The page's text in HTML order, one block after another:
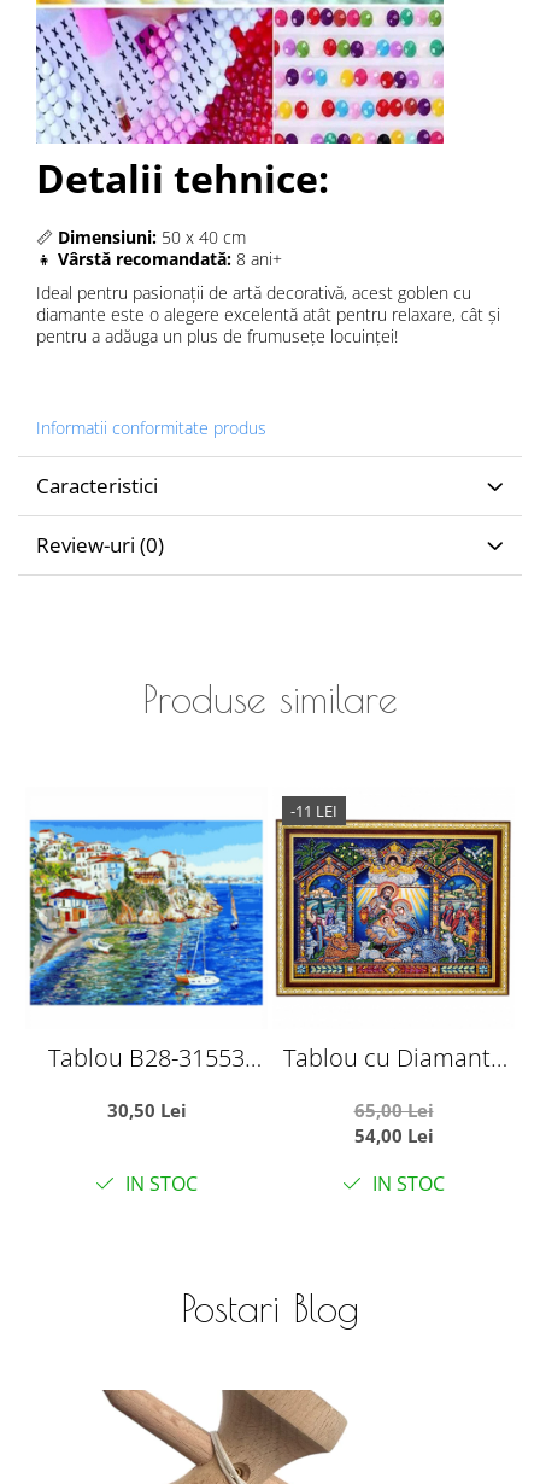
Detalii tehnice:
📏 Dimensiuni: 50 x 40 cm
👧 Vârstă recomandată: 8 ani+
Ideal pentru pasionații de artă decorativă, acest goblen cu
diamante este o alegere excelentă atât pentru relaxare, cât și
pentru a adăuga un plus de frumusețe locuinței!
Informatii conformitate produs
Caracteristici
Review-uri (0)
Produse similare
Tablou B28-31553
rotunde, 50 x 40 cm,
30,50 Lei
IN STOC
-11 LEI
Tablou cu Diamante
Domnului, cu
Umplere partiala, cu
rama, 30x40 cm
65,00 Lei
54,00 Lei
IN STOC
Postari Blog